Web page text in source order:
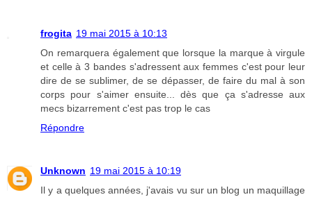
frogita 19 mai 2015 à 10:13
On remarquera également que lorsque la marque à virgule
et celle à 3 bandes s'adressent aux femmes c'est pour leur
dire de se sublimer, de se dépasser, de faire du mal à son
corps pour s'aimer ensuite... dès que ça s'adresse aux
mecs bizarrement c'est pas trop le cas
Répondre
Unknown 19 mai 2015 à 10:19
Il y a quelques années, j'avais vu sur un blog un maquillage